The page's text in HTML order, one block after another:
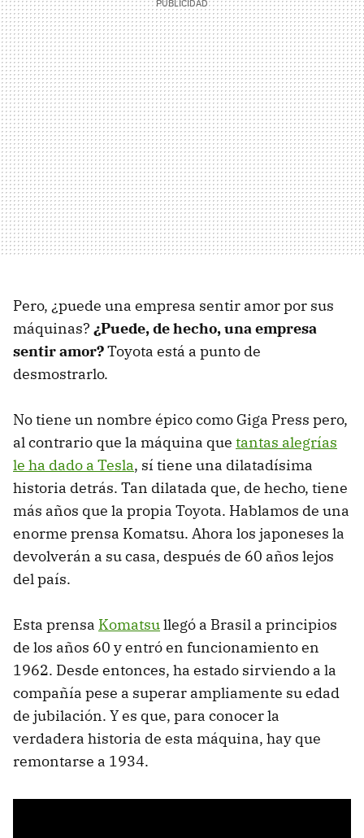
Pero, ¿puede una empresa sentir amor por sus
máquinas? ¿Puede, de hecho, una empresa
sentir amor?Toyota está a punto de
desmostrarlo.
No tiene un nombre épico como Giga Press pero,
al contrario que la máquina que tantas alegrías
le ha dado a Tesla, sí tiene una dilatadísima
historia detrás. Tan dilatada que, de hecho, tiene
más años que la propia Toyota. Hablamos de una
enorme prensa Komatsu. Ahora los japoneses la
devolverán a su casa, después de 60 años lejos
del país.
Esta prensa Komatsullegó a Brasil a principios
de los años 60 y entró en funcionamiento en
1962. Desde entonces, ha estado sirviendo a la
compañía pese a superar ampliamente su edad
de jubilación. Y es que, para conocer la
verdadera historia de esta máquina, hay que
remontarse a 1934.